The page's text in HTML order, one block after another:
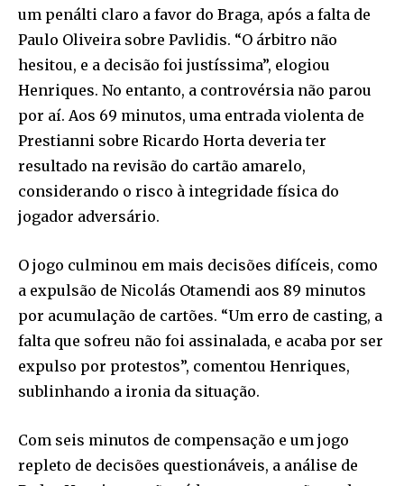
um penálti claro a favor do Braga, após a falta de
Paulo Oliveira sobre Pavlidis. “O árbitro não
hesitou, e a decisão foi justíssima”, elogiou
Henriques. No entanto, a controvérsia não parou
por aí. Aos 69 minutos, uma entrada violenta de
Prestianni sobre Ricardo Horta deveria ter
resultado na revisão do cartão amarelo,
considerando o risco à integridade física do
jogador adversário.
O jogo culminou em mais decisões difíceis, como
a expulsão de Nicolás Otamendi aos 89 minutos
por acumulação de cartões. “Um erro de casting, a
falta que sofreu não foi assinalada, e acaba por ser
expulso por protestos”, comentou Henriques,
sublinhando a ironia da situação.
Com seis minutos de compensação e um jogo
repleto de decisões questionáveis, a análise de